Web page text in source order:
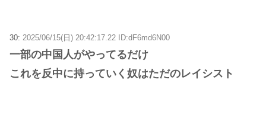
30: 2025/06/15(日) 20:42:17.22 ID:dF6md6N00
一部の中国人がやってるだけ
これを反中に持っていく奴はただのレイシスト